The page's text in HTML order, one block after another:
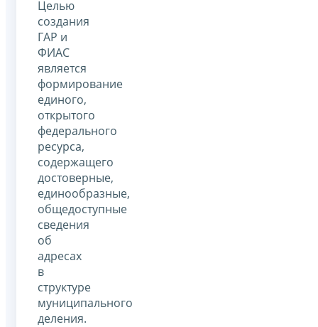
Целью
создания
ГАР и
ФИАС
является
формирование
единого,
открытого
федерального
ресурса,
содержащего
достоверные,
единообразные,
общедоступные
сведения
об
адресах
в
структуре
муниципального
деления.